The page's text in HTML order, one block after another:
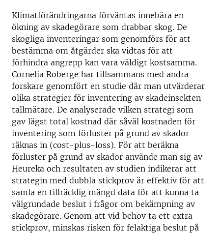
Klimatförändringarna förväntas innebära en
ökning av skadegörare som drabbar skog. De
skogliga inventeringar som genomförs för att
bestämma om åtgärder ska vidtas för att
förhindra angrepp kan vara väldigt kostsamma.
Cornelia Roberge har tillsammans med andra
forskare genomfört en studie där man utvärderar
olika strategier för inventering av skadeinsekten
tallmätare. De analyserade vilken strategi som
gav lägst total kostnad där såväl kostnaden för
inventering som förluster på grund av skador
räknas in (cost-plus-loss). För att beräkna
förluster på grund av skador använde man sig av
Heureka och resultaten av studien indikerar att
strategin med dubbla stickprov är effektiv för att
samla en tillräcklig mängd data för att kunna ta
välgrundade beslut i frågor om bekämpning av
skadegörare. Genom att vid behov ta ett extra
stickprov, minskas risken för felaktiga beslut på